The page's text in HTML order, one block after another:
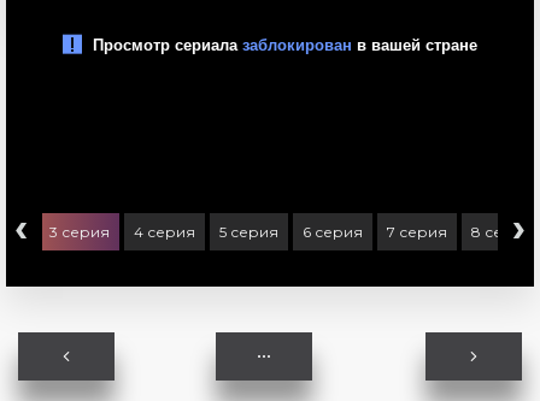
‹ 3 серия 4 серия 5 серия 6 серия 7 серия 8 серия
›